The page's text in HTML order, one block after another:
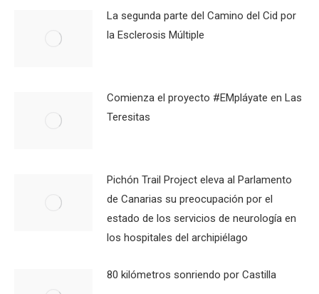
La segunda parte del Camino del Cid por
la Esclerosis Múltiple
Comienza el proyecto #EMpláyate en Las
Teresitas
Pichón Trail Project eleva al Parlamento
de Canarias su preocupación por el
estado de los servicios de neurología en
los hospitales del archipiélago
80 kilómetros sonriendo por Castilla